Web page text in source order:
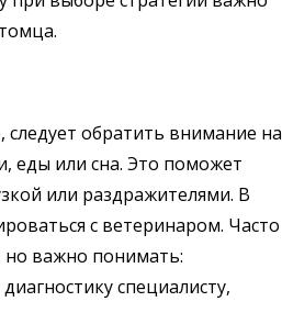
следует обратить внимание на
еды или сна. Это поможет
или раздражителями. В
с ветеринаром. Часто
но важно понимать:
специалисту,